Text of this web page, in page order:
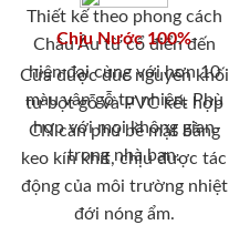
Thiết kế theo phong cách
Châu Âu từ cổ điển đến
hiện đại cùng với hơn 10
màu vân gỗ tự nhiên. Phù
hợp với mọi không gian
trong nhà bạn.
Chịu Nước 100%
Cửa được đúc nguyên khối
từ bột gỗ và PVC kết hợp
CN cán phủ bề mặt bằng
keo kín khít, chịu được tác
động của môi trường nhiệt
đới nóng ẩm.